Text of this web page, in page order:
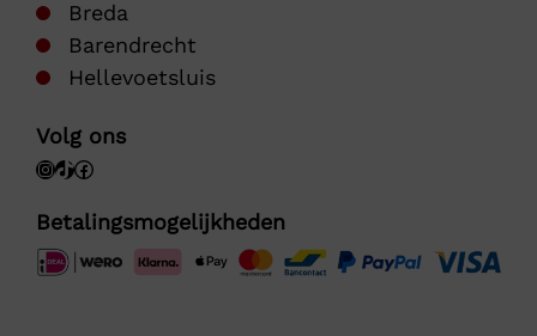
Breda
Barendrecht
Hellevoetsluis
Volg ons
Betalingsmogelijkheden